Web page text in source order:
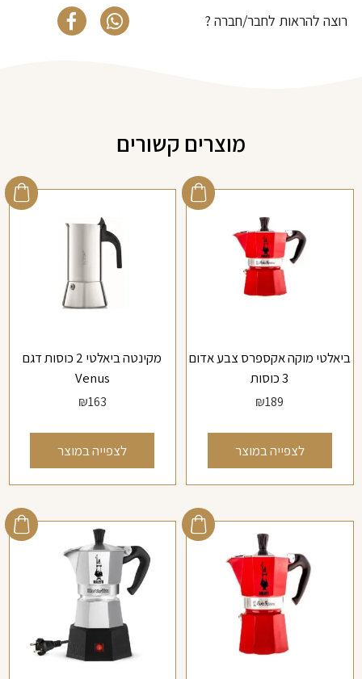
רוצה להראות לחבר/חברה ?
מוצרים קשורים
ביאלטי מוקה אקספרס צבע אדום
3 כוסות
₪189
לצפייה במוצר
מקינטה ביאלטי 2 כוסות דגם
Venus
₪163
לצפייה במוצר